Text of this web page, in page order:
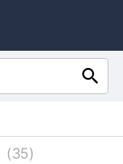
search
(35)